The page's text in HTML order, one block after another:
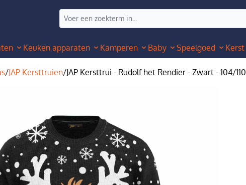
Keuken apparaten Kamperen Baby Speelgoed Kerst
/JAP Kersttruien/JAP Kersttrui - Rudolf het Rendier - Zwart - 104/110